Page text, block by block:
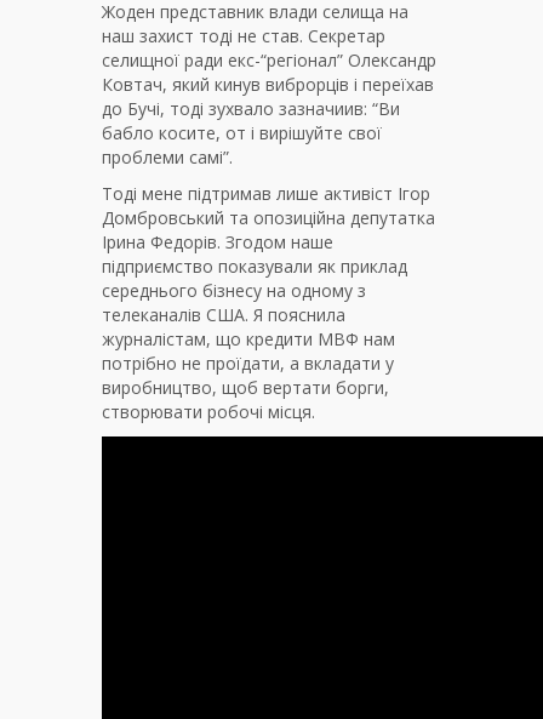
Жоден представник влади селища на
наш захист тоді не став. Секретар
селищної ради екс-“регіонал” Олександр
Ковтач, який кинув виброрців і переїхав
до Бучі, тоді зухвало зазначиив: “Ви
бабло косите, от і вирішуйте свої
проблеми самі”.
Тоді мене підтримав лише активіст Ігор
Домбровський та опозиційна депутатка
Ірина Федорів. Згодом наше
підприємство показували як приклад
середнього бізнесу на одному з
телеканалів США. Я пояснила
журналістам, що кредити МВФ нам
потрібно не проїдати, а вкладати у
виробництво, щоб вертати борги,
створювати робочі місця.